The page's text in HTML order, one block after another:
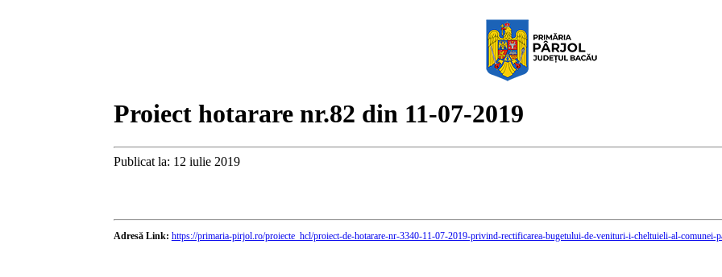
Proiect hotarare nr.82 din 11-07-2019
Publicat la: 12 iulie 2019
Adresă Link: https://primaria-pirjol.ro/proiecte_hcl/proiect-de-hotarare-nr-3340-11-07-2019-privind-rectificarea-bugetului-de-venituri-i-cheltuieli-al-comunei-